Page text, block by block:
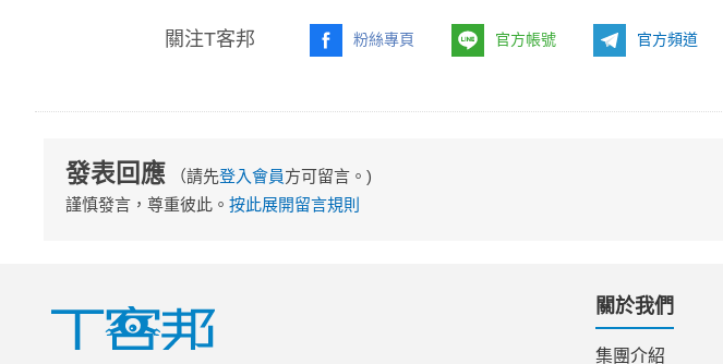
關注T客邦 粉絲專頁 官方帳號 官方頻道
發表回應 （請先登入會員方可留言。)
謹慎發言，尊重彼此。 按此展開留言規則
關於我們
集團介紹